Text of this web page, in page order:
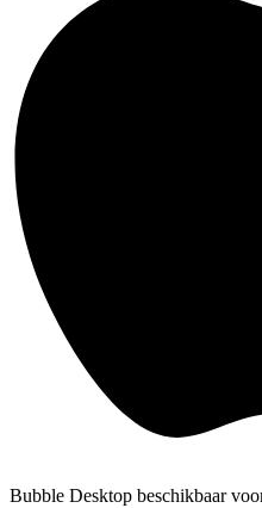
Bubble Desktop beschikbaar